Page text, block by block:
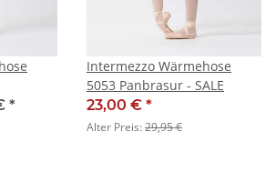
*
Intermezzo Wärmehose
5053 Panbrasur - SALE
23,00 € *
Alter Preis:29,95 €